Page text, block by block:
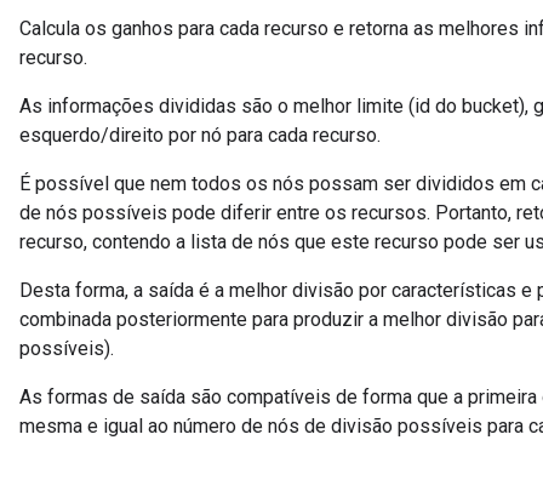
Calcula os ganhos para cada recurso e retorna as melhores
recurso.
As informações divididas são o melhor limite (id do bucket),
esquerdo/direito por nó para cada recurso.
É possível que nem todos os nós possam ser divididos em
de nós possíveis pode diferir entre os recursos. Portanto,
recurso, contendo a lista de nós que este recurso pode ser
Desta forma, a saída é a melhor divisão por características e
combinada posteriormente para produzir a melhor divisão
possíveis).
As formas de saída são compatíveis de forma que a
mesma e igual ao número de nós de divisão possíveis para